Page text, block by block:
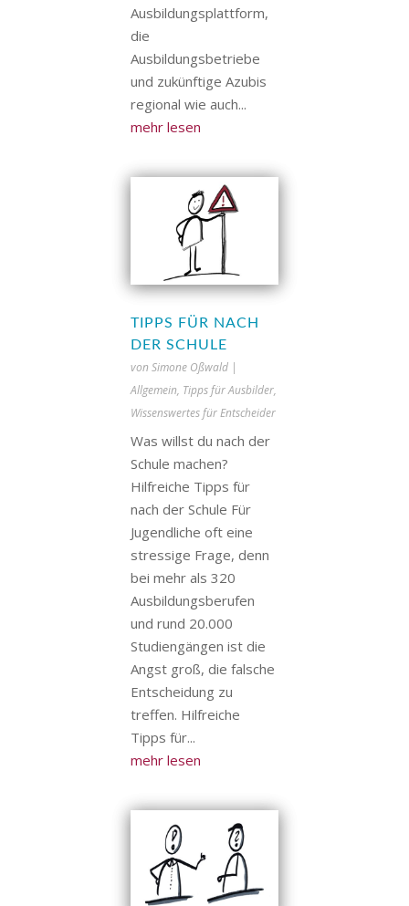
Ausbildungsplattform,
die
Ausbildungsbetriebe
und zukünftige Azubis
regional wie auch...
mehr lesen
TIPPS FÜR NACH
DER SCHULE
von Simone Oßwald|
Allgemein, Tipps für Ausbilder,
Wissenswertes für Entscheider
Was willst du nach der
Schule machen?
Hilfreiche Tipps für
nach der Schule Für
Jugendliche oft eine
stressige Frage, denn
bei mehr als 320
Ausbildungsberufen
und rund 20.000
Studiengängen ist die
Angst groß, die falsche
Entscheidung zu
treffen. Hilfreiche
Tipps für...
mehr lesen